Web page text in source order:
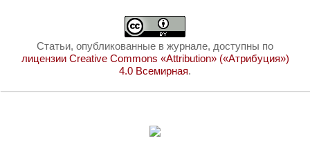
Статьи, опубликованные в журнале, доступны по
лицензии Creative Commons «Attribution» («Атрибуция»)
4.0 Всемирная.